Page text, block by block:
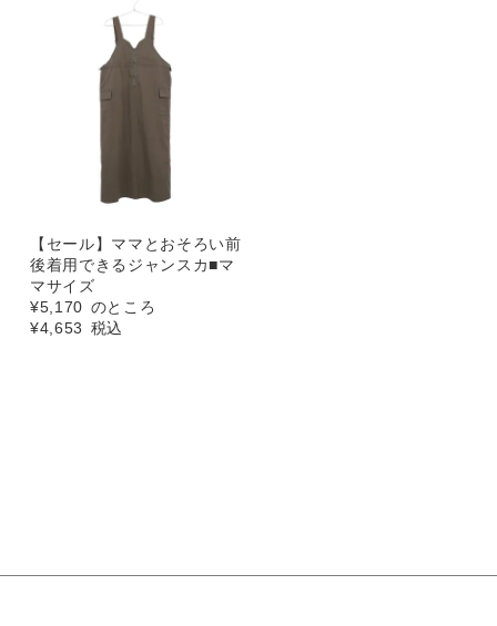
【セール】ママとおそろい前
後着用できるジャンスカ■マ
マサイズ
¥5,170 のところ
¥4,653 税込